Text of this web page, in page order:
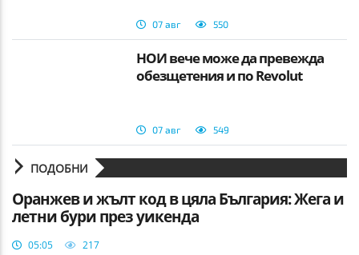
07 авг 550
НОИ вече може да превежда
обезщетения и по Revolut
07 авг 549
ПОДОБНИ
Оранжев и жълт код в цяла България: Жега и
летни бури през уикенда
05:05 217